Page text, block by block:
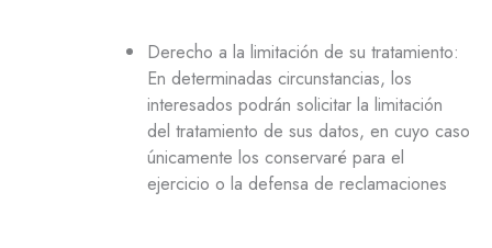
Derecho a la limitación de su tratamiento:
En determinadas circunstancias, los
interesados podrán solicitar la limitación
del tratamiento de sus datos, en cuyo caso
únicamente los conservaré para el
ejercicio o la defensa de reclamaciones